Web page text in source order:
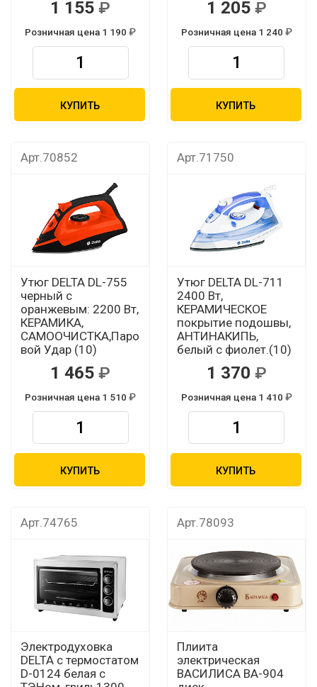
1 155
Розничная цена 1 190
КУПИТЬ
1 205
Розничная цена 1 240
КУПИТЬ
Арт.70852
Утюг DELTA DL-755
черный с
оранжевым: 2200 Вт,
КЕРАМИКА,
САМООЧИСТКА,Паро
вой Удар (10)
1 465
Розничная цена 1 510
КУПИТЬ
Арт.71750
Утюг DELTA DL-711
2400 Вт,
КЕРАМИЧЕСКОЕ
покрытие подошвы,
АНТИНАКИПЬ,
белый с фиолет.(10)
1 370
Розничная цена 1 410
КУПИТЬ
Арт.74765
Электродуховка
DELTA с термостатом
D-0124 белая с
Арт.78093
Плиита
электрическая
ВАСИЛИСА ВА-904